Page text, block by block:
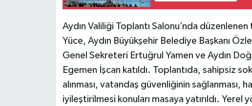
Aydın Valiliği Toplantı Salonu’nda
Yüce, Aydın Büyükşehir Belediye Başkanı
Genel Sekreteri Ertuğrul Yamen ve Aydın
Egemen İşcan katıldı. Toplantıda, sahipsiz
alınması, vatandaş güvenliğinin sağlanması,
iyileştirilmesi konuları masaya yatırıldı. Yerel